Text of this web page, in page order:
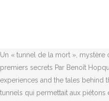
Un « tunnel de la mort », mystère
premiers secrets Par Benoît
experiences and the tales behind
tunnels qui permettait aux